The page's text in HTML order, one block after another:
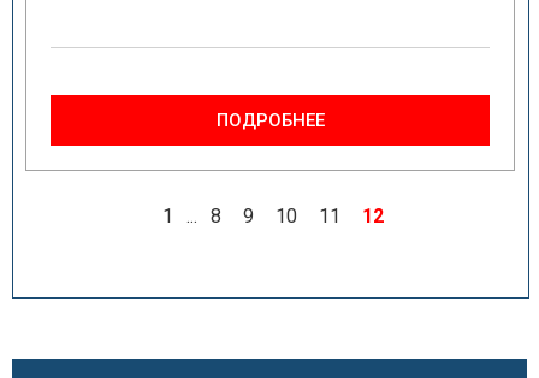
ПОДРОБНЕЕ
1 ... 8 9 10 11 12